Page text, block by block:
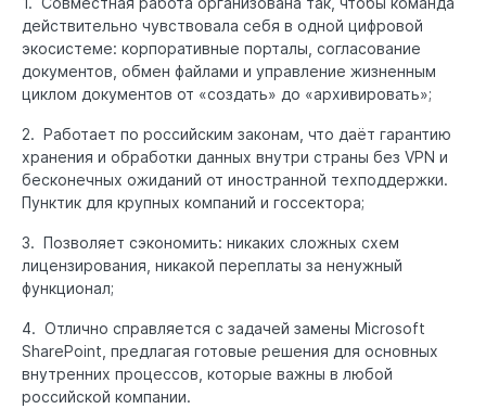
действительно чувствовала себя в одной цифровой
экосистеме: корпоративные порталы, согласование
документов, обмен файлами и управление жизненным
циклом документов от «создать» до «архивировать»;
2. Работает по российским законам, что даёт гарантию
хранения и обработки данных внутри страны без VPN и
бесконечных ожиданий от иностранной техподдержки.
Пунктик для крупных компаний и госсектора;
3. Позволяет сэкономить: никаких сложных схем
лицензирования, никакой переплаты за ненужный
функционал;
4. Отлично справляется с задачей замены Microsoft
SharePoint, предлагая готовые решения для основных
внутренних процессов, которые важны в любой
российской компании.